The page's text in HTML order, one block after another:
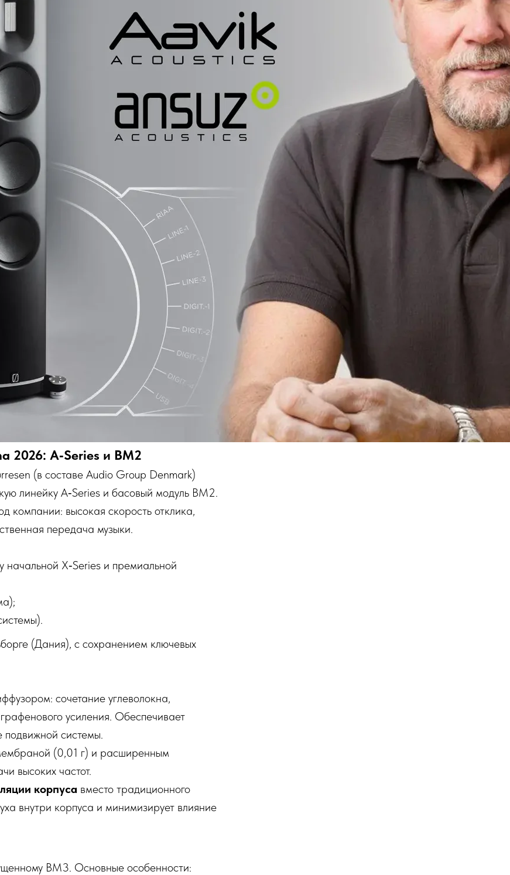
2026: A‑Series и BM2
(в составе Audio Group Denmark)
линейку A‑Series и басовый модуль BM2.
высокая скорость отклика,
передача музыки.
X‑Series и премиальной
(Дания), с сохранением ключевых
сочетание углеволокна,
усиления. Обеспечивает
подвижной системы.
(0,01 г) и расширенным
высоких частот.
корпуса вместо традиционного
внутри корпуса и минимизирует влияние
BM3. Основные особенности: